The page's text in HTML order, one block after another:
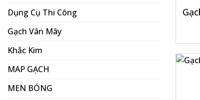
Dụng Cụ Thi Công
Gạch Vân Mây
Khắc Kim
MAP GẠCH
MEN BÓNG
+